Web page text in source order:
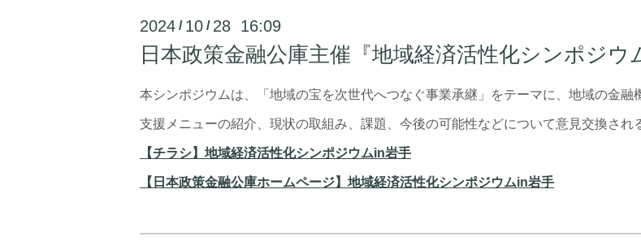
2024 / 10 / 28 16:09
日本政策金融公庫主催『地域経済活性化シンポジウ
本シンポジウムは、「地域の宝を次世代へつなぐ事業承継」をテーマに、地域の金融
支援メニューの紹介、現状の取組み、課題、今後の可能性などについて意見交換され
【チラシ】地域経済活性化シンポジウムin岩手
【日本政策金融公庫ホームページ】地域経済活性化シンポジウムin岩手